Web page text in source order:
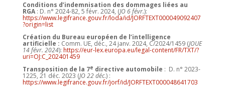
Conditions d’indemnisation des dommages liées au
RGA: D. n° 2024-82, 5 févr. 2024, (JO 6 févr.):
https://www.legifrance.gouv.fr/loda/id/JORFTEXT000049092407
?origin=list
Création du Bureau européen de l’intelligence
artificielle : Comm. UE, déc., 24 janv. 2024, C/2024/1459 (JOUE
14 févr. 2024): https://eur-lex.europa.eu/legal-content/FR/TXT/?
uri=OJ:C_202401459
Transposition de la 7e directive automobile : D. n° 2023-
1225, 21 déc. 2023 (JO 22 déc.) :
https://www.legifrance.gouv.fr/jorf/id/JORFTEXT000048641703